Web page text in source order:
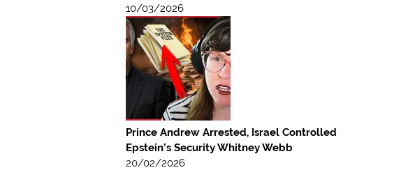
10/03/2026
Prince Andrew Arrested, Israel Controlled
Epstein’s Security Whitney Webb
20/02/2026